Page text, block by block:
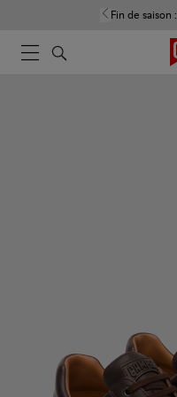
Fin de saison :